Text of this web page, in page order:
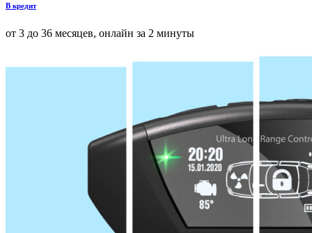
В кредит
от 3 до 36 месяцев, онлайн за 2 минуты